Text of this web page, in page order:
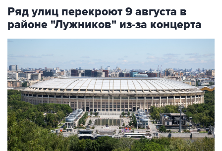
Ряд улиц перекроют 9 августа в
районе "Лужников" из-за концерта